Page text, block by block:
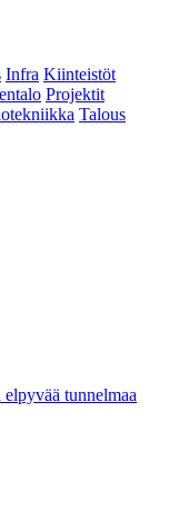
Infra Kiinteistöt
Projektit
Talous
tunnelmaa